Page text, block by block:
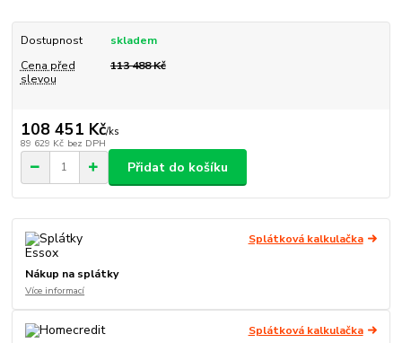
Dostupnost
skladem
Cena před
slevou
113 488 Kč
108 451 Kč/ks
89 629 Kč bez DPH
Přidat do košíku
Splátková kalkulačka
Nákup na splátky
Více informací
Splátková kalkulačka